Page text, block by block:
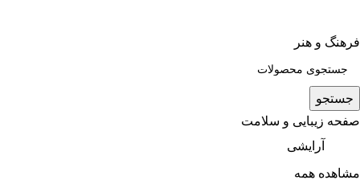
فرهنگ و هنر
جستجو
صفحه زیبایی و سلامت
آرایشی
مشاهده همه